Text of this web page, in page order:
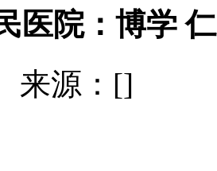
医院：博学
来源：[] 发